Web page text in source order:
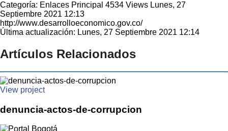
Categoría: Enlaces Principal 4534 Views Lunes, 27
Septiembre 2021 12:13
http://www.desarrolloeconomico.gov.co/
Última actualización: Lunes, 27 Septiembre 2021 12:14
Artículos Relacionados
View project
denuncia-actos-de-corrupcion